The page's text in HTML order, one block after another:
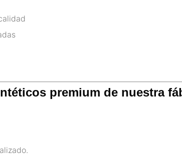
premium de nuestra